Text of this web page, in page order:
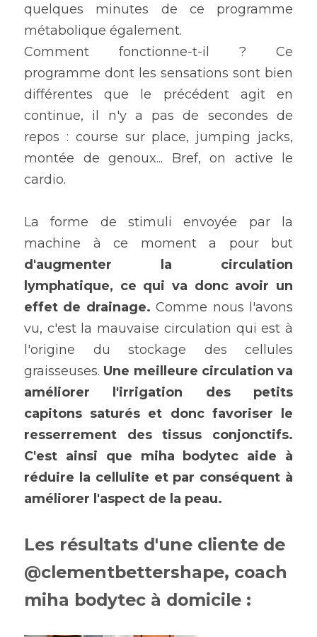
quelques minutes de ce programme
métabolique également.
Comment fonctionne-t-il ? Ce
programme dont les sensations sont bien
différentes que le précédent agit en
continue, il n'y a pas de secondes de
repos : course sur place, jumping jacks,
montée de genoux... Bref, on active le
cardio.
La forme de stimuli envoyée par la
d'augmenter la circulation
lymphatique, ce qui va donc avoir un
effet de drainage. Comme nous l'avons
vu, c'est la mauvaise circulation qui est à
l'origine du stockage des cellules
graisseuses. Une meilleure circulation va
améliorer l'irrigation des petits
capitons saturés et donc favoriser le
resserrement des tissus conjonctifs.
C'est ainsi que miha bodytec aide à
réduire la cellulite et par conséquent à
améliorer l'aspect de la peau.
Les résultats d'une cliente de
@clementbettershape, coach
miha bodytec à domicile :